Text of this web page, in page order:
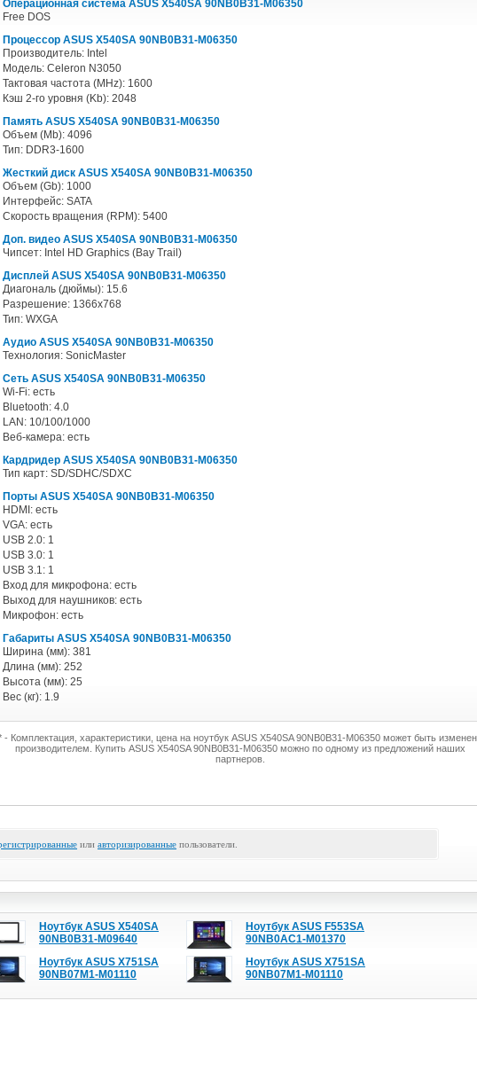
Операционная система ASUS X540SA 90NB0B31-M06350
Free DOS
Процессор ASUS X540SA 90NB0B31-M06350
Производитель: Intel
Модель: Celeron N3050
Тактовая частота (MHz): 1600
Кэш 2-го уровня (Kb): 2048
Память ASUS X540SA 90NB0B31-M06350
Объем (Mb): 4096
Тип: DDR3-1600
Жесткий диск ASUS X540SA 90NB0B31-M06350
Объем (Gb): 1000
Интерфейс: SATA
Скорость вращения (RPM): 5400
Доп. видео ASUS X540SA 90NB0B31-M06350
Чипсет: Intel HD Graphics (Bay Trail)
Дисплей ASUS X540SA 90NB0B31-M06350
Диагональ (дюймы): 15.6
Разрешение: 1366x768
Тип: WXGA
Аудио ASUS X540SA 90NB0B31-M06350
Технология: SonicMaster
Сеть ASUS X540SA 90NB0B31-M06350
Wi-Fi: есть
Bluetooth: 4.0
LAN: 10/100/1000
Веб-камера: есть
Кардридер ASUS X540SA 90NB0B31-M06350
Тип карт: SD/SDHC/SDXC
Порты ASUS X540SA 90NB0B31-M06350
HDMI: есть
VGA: есть
USB 2.0: 1
USB 3.0: 1
USB 3.1: 1
Вход для микрофона: есть
Выход для наушников: есть
Микрофон: есть
Габариты ASUS X540SA 90NB0B31-M06350
Ширина (мм): 381
Длина (мм): 252
Высота (мм): 25
Вес (кг): 1.9
- Комплектация, характеристики, цена на ноутбук ASUS X540SA 90NB0B31-M06350 может быть
производителем. Купить ASUS X540SA 90NB0B31-M06350 можно по одному из предложений наших
партнеров.
или авторизированные пользователи.
Ноутбук ASUS X540SA
90NB0B31-M09640
Ноутбук ASUS F553SA
90NB0AC1-M01370
Ноутбук ASUS X751SA
90NB07M1-M01110
Ноутбук ASUS X751SA
90NB07M1-M01110